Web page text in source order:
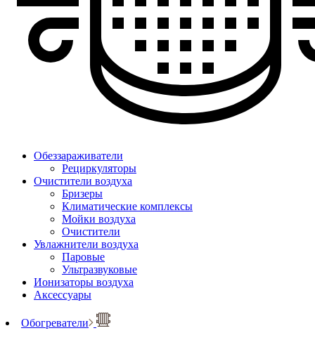
Обеззараживатели
Рециркуляторы
Очистители воздуха
Бризеры
Климатические комплексы
Мойки воздуха
Очистители
Увлажнители воздуха
Паровые
Ультразвуковые
Ионизаторы воздуха
Аксессуары
Обогреватели